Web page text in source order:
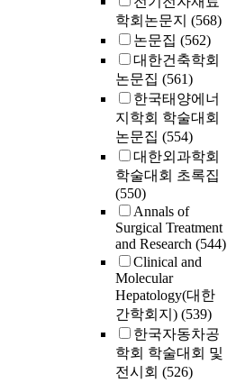
학회논문지 (568)
논문집 (562)
대한건축학회
논문집 (561)
한국태양에너
지학회 학술대회
논문집 (554)
대한외과학회
학술대회 초록집
(550)
Annals of
Surgical Treatment
and Research (544)
Clinical and
Molecular
Hepatology(대한
간학회지) (539)
한국자동차공
학회 학술대회 및
전시회 (526)